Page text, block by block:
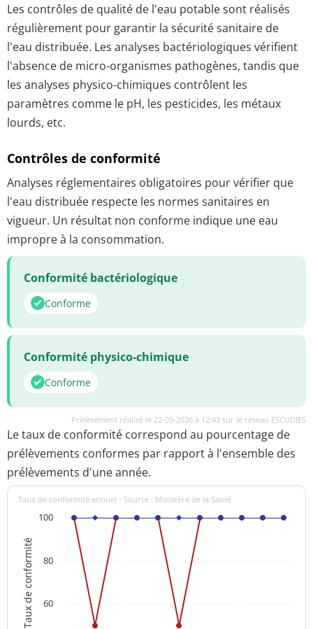
Les contrôles de qualité de l'eau potable sont réalisés
régulièrement pour garantir la sécurité sanitaire de
l'eau distribuée. Les analyses bactériologiques vérifient
l'absence de micro-organismes pathogènes, tandis que
les analyses physico-chimiques contrôlent les
paramètres comme le pH, les pesticides, les métaux
lourds, etc.
Contrôles de conformité
Analyses réglementaires obligatoires pour vérifier que
l'eau distribuée respecte les normes sanitaires en
vigueur. Un résultat non conforme indique une eau
impropre à la consommation.
Conformité bactériologique
Conforme
Conformité physico-chimique
Conforme
Prélèvement réalisé le 22-05-2026 à 12:43 sur le réseau ESCUDIES
Le taux de conformité correspond au pourcentage de
prélèvements conformes par rapport à l'ensemble des
prélèvements d'une année.
Taux de conformité
Taux de conformité annuel - Source : Ministère de la Santé
60
80
100